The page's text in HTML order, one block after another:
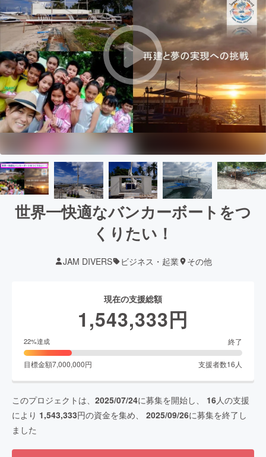
世界一快適なバンカーボートをつ
くりたい！
JAM DIVERS ビジネス・起業 その他
現在の支援総額
1,543,333円
22%達成 終了
目標金額7,000,000円 支援者数16 人
このプロジェクトは、 2025/07/24に募集を開始し、 16人の支援
により 1,543,333円の資金を集め、 2025/09/26に募集を終了し
ました